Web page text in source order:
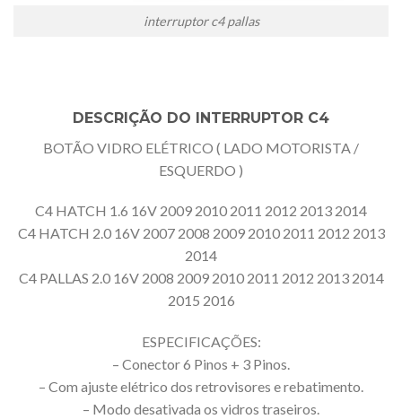
interruptor c4 pallas
DESCRIÇÃO DO INTERRUPTOR C4
BOTÃO VIDRO ELÉTRICO ( LADO MOTORISTA /
ESQUERDO )
C4 HATCH 1.6 16V 2009 2010 2011 2012 2013 2014
C4 HATCH 2.0 16V 2007 2008 2009 2010 2011 2012 2013
2014
C4 PALLAS 2.0 16V 2008 2009 2010 2011 2012 2013 2014
2015 2016
ESPECIFICAÇÕES:
– Conector 6 Pinos + 3 Pinos.
– Com ajuste elétrico dos retrovisores e rebatimento.
– Modo desativada os vidros traseiros.